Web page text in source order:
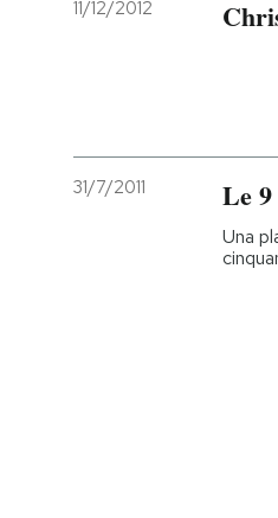
I MIEI PREFERITI
11/12/2012
31/7/2011 Le
Una